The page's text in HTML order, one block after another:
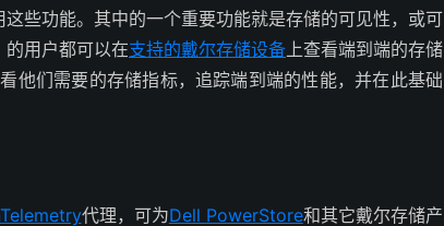
些功能。其中的一个重要功能就是存储的可见性，或可
用户都可以在支持的戴尔存储设备上查看端到端的存储
他们需要的存储指标，追踪端到端的性能，并在此基础
代理，可为Dell PowerStore和其它戴尔存储产